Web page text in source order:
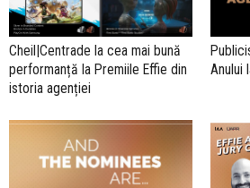
Cheil|Centrade la cea mai bună
performanță la Premiile Effie din
istoria agenției
Anului